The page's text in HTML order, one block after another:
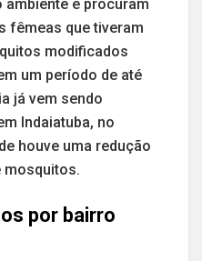
e procuram
fêmeas que tiveram
modificados
um período de até
já vem sendo
Indaiatuba, no
houve uma redução
mosquitos.
por bairro